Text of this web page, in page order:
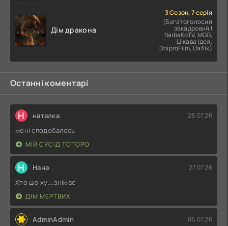
Дім дракона
3 Сезон, 7 серія
(Багатоголосий
закадровий |
BaibaKoTV, MGG,
Цікава Ідея,
DniproFilm, Uaflix)
Останні коментарі
Н наталка 28.07.26
мені сподобалось
МІЙ СУСІД ТОТОРО
Н Нана 27.07.26
Хто цю ху....знімає
ДІМ МЕРТВИХ
AdminAdmin 06.07.26